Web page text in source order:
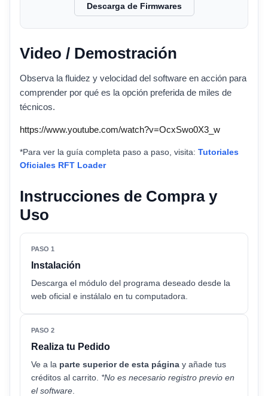
Descarga de Firmwares
Video / Demostración
Observa la fluidez y velocidad del software en acción para
comprender por qué es la opción preferida de miles de
técnicos.
https://www.youtube.com/watch?v=OcxSwo0X3_w
*Para ver la guía completa paso a paso, visita: Tutoriales
Oficiales RFT Loader
Instrucciones de Compra y
Uso
PASO 1
Instalación
Descarga el módulo del programa deseado desde la
web oficial e instálalo en tu computadora.
PASO 2
Realiza tu Pedido
Ve a la parte superior de esta página y añade tus
créditos al carrito. *No es necesario registro previo en
el software